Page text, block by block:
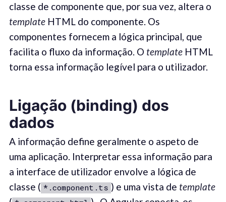
classe de componente que, por sua vez, altera o
template HTML do componente. Os
componentes fornecem a lógica principal, que
facilita o fluxo da informação. O template HTML
torna essa informação legível para o utilizador.
Ligação (binding) dos
dados
A informação define geralmente o aspeto de
uma aplicação. Interpretar essa informação para
a interface de utilizador envolve a lógica de
classe ( *.component.ts ) e uma vista de template